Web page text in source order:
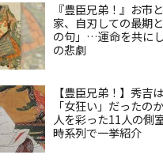
『豊臣兄弟！』お市
家、自刃しての最期
の句」…運命を共に
の悲劇
【豊臣兄弟！】秀吉
「女狂い」だったの
人を彩った11人の側
時系列で一挙紹介